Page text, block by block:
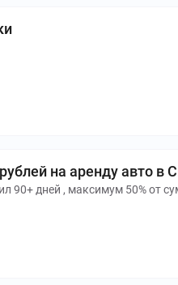
на аренду авто в
90+ дней , максимум 50% от